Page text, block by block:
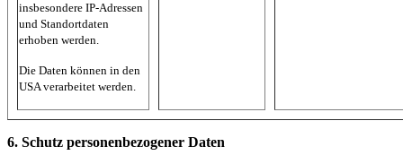
insbesondere IP-Adressen
und Standortdaten
erhoben werden.
Die Daten können in den
USA verarbeitet werden.
6. Schutz personenbezogener Daten